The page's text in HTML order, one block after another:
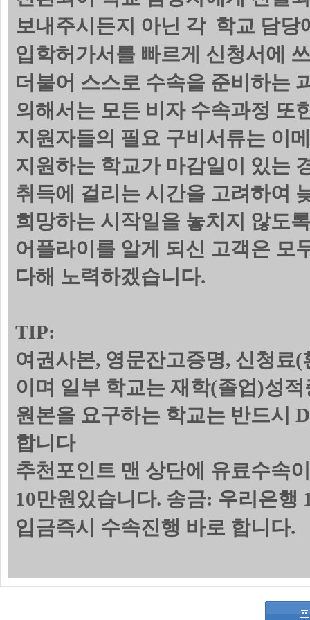
보내주시든지 아닌 각 학교 담당
입학허가서를 빠르게 신청서에
더불어 스스로 수속을 준비하는
의해서는 모든 비자 수속과정 또
지원자들의 필요 구비서류는 이
지원하는 학교가 마감일이 있는
취득에 걸리는 시간을 고려하여
희망하는 시작일을 놓치지 않도
어플라이를 알게 되신 고객은 모
다해 노력하겠습니다.
TIP:
여권사본, 영문잔고증명, 신청료(
이며 일부 학교는 재학(졸업)성
원본을 요구하는 학교는 반드시
합니다
추천포인트 맨 상단에 유료수속
10만원있습니다. 송금: 우리은행
입금즉시 수속진행 바로 합니다.